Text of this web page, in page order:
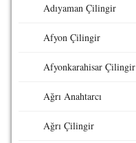
Adıyaman Çilingir
Afyon Çilingir
Afyonkarahisar Çilingir
Ağrı Anahtarcı
Ağrı Çilingir